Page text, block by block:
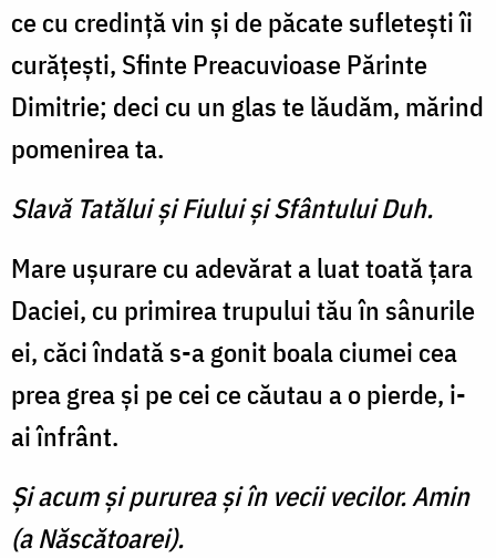
ce cu credinţă vin şi de păcate sufleteşti îi
curăţeşti, Sfinte Preacuvioase Părinte
Dimitrie; deci cu un glas te lăudăm, mă­rind
pomenirea ta.
Slavă Tatălui şi Fiului şi Sfântului Duh.
Mare uşurare cu adevărat a luat toată ţara
Daciei, cu pri­mirea trupului tău în sânurile
ei, căci îndată s-a gonit boala ciumei cea
prea grea şi pe cei ce căutau a o pierde, i-
ai înfrânt.
Şi acum şi pururea şi în vecii vecilor. Amin
(a Născătoarei).